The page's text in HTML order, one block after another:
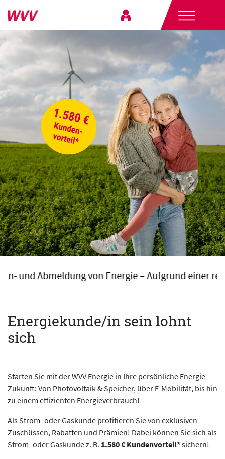
einer rechtlichen Vorgabe können
Energiekunde/in sein lohnt
sich
Starten Sie mit der WVV Energie in Ihre persönliche Energie-
Zukunft: Von Photovoltaik & Speicher, über E-Mobilität, bis hin
zu einem effizienten Energieverbrauch!
Als Strom- oder Gaskunde profitieren Sie von exklusiven
Zuschüssen, Rabatten und Prämien! Dabei können Sie sich als
Strom- oder Gaskunde z. B. 1.580 € Kundenvorteil*sichern!